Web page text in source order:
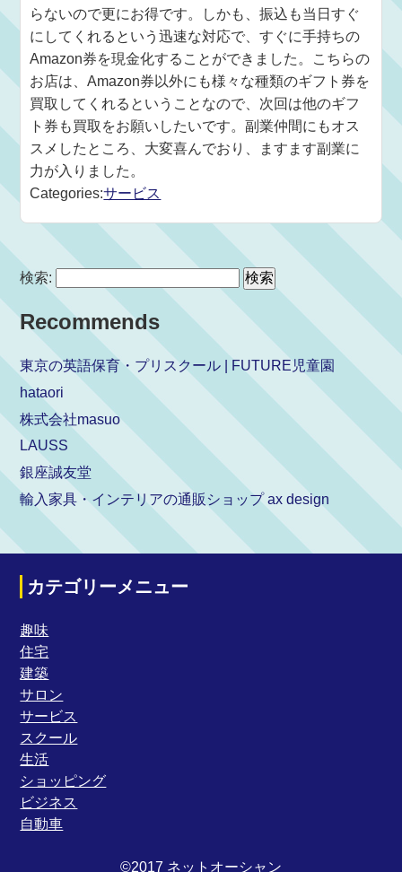
らないので更にお得です。しかも、振込も当日すぐ
にしてくれるという迅速な対応で、すぐに手持ちの
Amazon券を現金化することができました。こちらの
お店は、Amazon券以外にも様々な種類のギフト券を
買取してくれるということなので、次回は他のギフ
ト券も買取をお願いしたいです。副業仲間にもオス
スメしたところ、大変喜んでおり、ますます副業に
力が入りました。
Categories:サービス
検索:
Recommends
東京の英語保育・プリスクール | FUTURE児童園
hataori
株式会社masuo
LAUSS
銀座誠友堂
輸入家具・インテリアの通販ショップ ax design
カテゴリーメニュー
趣味
住宅
建築
サロン
サービス
スクール
生活
ショッピング
ビジネス
自動車
©2017 ネットオーシャン